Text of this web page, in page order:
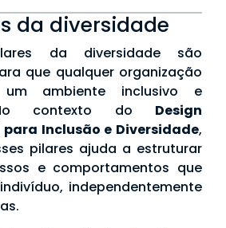
da diversidade
da diversidade são
que qualquer organização
ambiente inclusivo e
No contexto do Design
Inclusão e Diversidade,
pilares ajuda a estruturar
e comportamentos que
independentemente